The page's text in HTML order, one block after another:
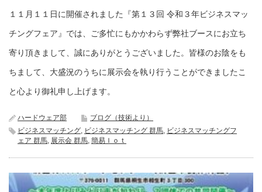
１１月１１日に開催されました『第１３回 令和３年ビジネスマッ
チングフェア』では、ご多忙にもかかわらず弊社ブースにお立ち
寄り頂きまして、誠にありがとうございました。皆様のお陰をも
ちまして、大盛況のうちに展示会を執り行うことができましたこ
と心より御礼申し上げます。
ハードウェア部
ブログ（技術より）
ビジネスマッチング, ビジネスマッチング 群馬, ビジネスマッチングフ
ェア 群馬, 展示会 群馬, 簡易Ｉｏｔ